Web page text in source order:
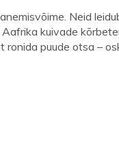
Neid
kuivade
puude otsa –